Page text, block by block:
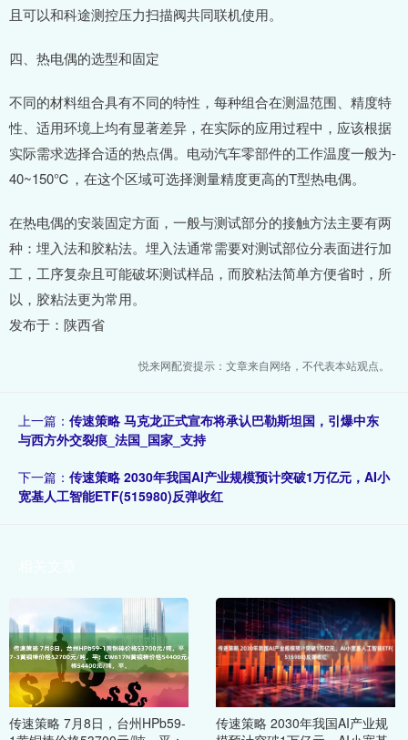
且可以和科途测控压力扫描阀共同联机使用。
四、热电偶的选型和固定
不同的材料组合具有不同的特性，每种组合在测温范围、精度特
性、适用环境上均有显著差异，在实际的应用过程中，应该根据
实际需求选择合适的热点偶。电动汽车零部件的工作温度一般为-
40~150℃，在这个区域可选择测量精度更高的T型热电偶。
在热电偶的安装固定方面，一般与测试部分的接触方法主要有两
种：埋入法和胶粘法。埋入法通常需要对测试部位分表面进行加
工，工序复杂且可能破坏测试样品，而胶粘法简单方便省时，所
以，胶粘法更为常用。
发布于：陕西省
悦来网配资提示：文章来自网络，不代表本站观点。
上一篇： 传速策略 马克龙正式宣布将承认巴勒斯坦国，引爆中东
与西方外交裂痕_法国_国家_支持
下一篇： 传速策略 2030年我国AI产业规模预计突破1万亿元，AI小
宽基人工智能ETF(515980)反弹收红
传速策略 7月8日，台州HPb59-
传速策略 2030年我国AI产业规